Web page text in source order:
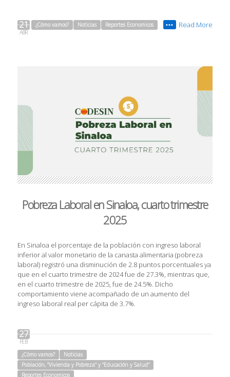
21
ABR
¿Cómo vamos? Noticias Reportes Economicos Read More
•••
Pobreza Laboral en Sinaloa, cuarto trimestre
2025
En Sinaloa el porcentaje de la población con ingreso laboral
inferior al valor monetario de la canasta alimentaria (pobreza
laboral) registró una disminución de 2.8 puntos porcentuales ya
que en el cuarto trimestre de 2024 fue de 27.3%, mientras que,
en el cuarto trimestre de 2025, fue de 24.5%. Dicho
comportamiento viene acompañado de un aumento del
ingreso laboral real per cápita de 3.7%.
27
FEB
¿Cómo vamos?
Noticias
Población, "Vivienda y Pobreza" y "Educación y Salud"
Reportes Economicos